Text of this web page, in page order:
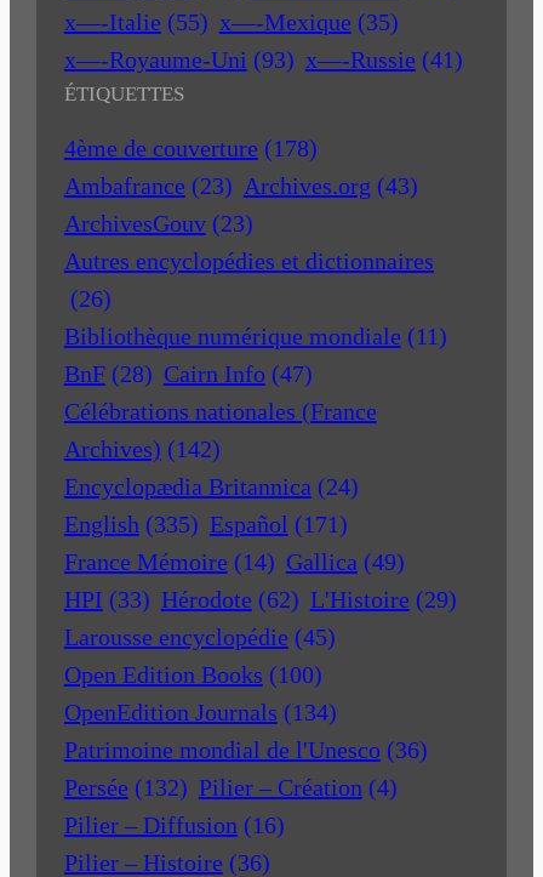
x—-Italie (55) x—-Mexique (35)
x—-Royaume-Uni (93) x—-Russie (41)
ÉTIQUETTES
4ème de couverture (178)
Ambafrance (23) Archives.org (43)
ArchivesGouv (23)
Autres encyclopédies et dictionnaires
(26)
Bibliothèque numérique mondiale (11)
BnF (28) Cairn Info (47)
Célébrations nationales (France
Archives) (142)
Encyclopædia Britannica (24)
English (335) Español (171)
France Mémoire (14) Gallica (49)
HPI (33) Hérodote (62) L'Histoire (29)
Larousse encyclopédie (45)
Open Edition Books (100)
OpenEdition Journals (134)
Patrimoine mondial de l'Unesco (36)
Persée (132) Pilier – Création (4)
Pilier – Diffusion (16)
Pilier – Histoire (36)